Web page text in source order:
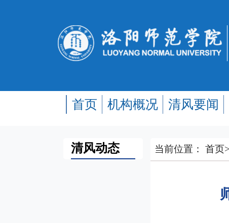
首页 机构概况 清风要闻
清风动态 当前位置：首页